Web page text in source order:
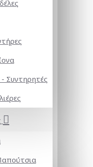
Συντηρητές